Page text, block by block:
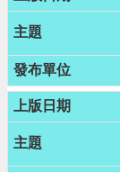
隱
私
權
政
策
政
府